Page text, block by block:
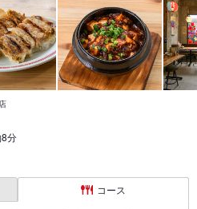
分
コース